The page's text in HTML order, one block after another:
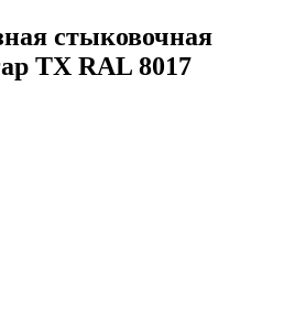
стыковочная
TX RAL 8017